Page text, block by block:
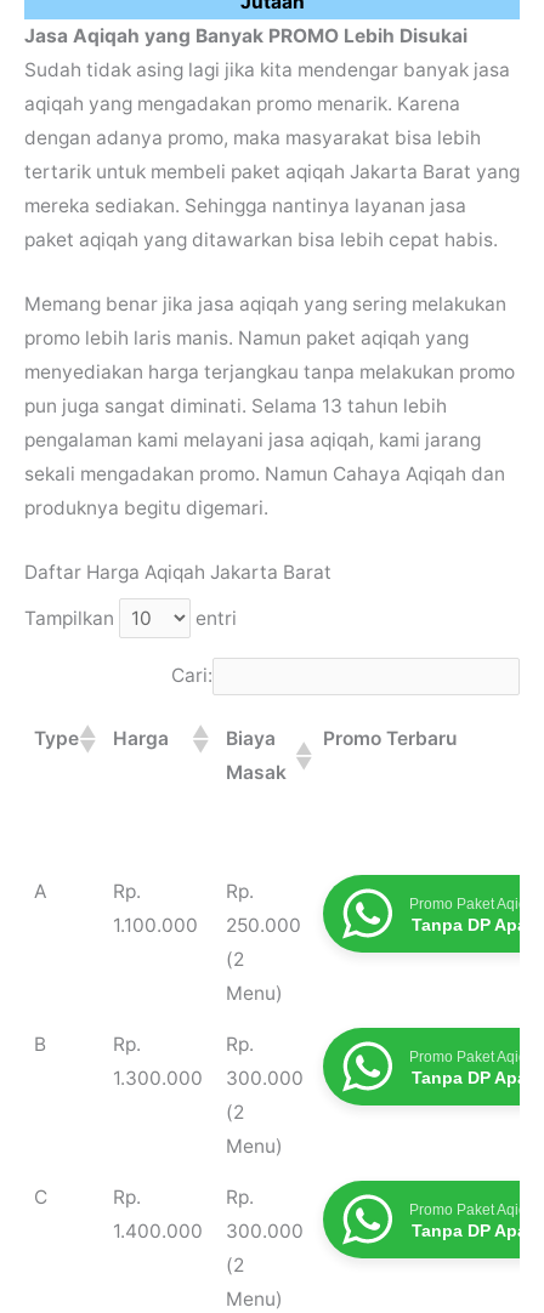
Jasa Aqiqah yang Banyak PROMO Lebih Disukai
Sudah tidak asing lagi jika kita mendengar banyak jasa
aqiqah yang mengadakan promo menarik. Karena
dengan adanya promo, maka masyarakat bisa lebih
tertarik untuk membeli paket aqiqah Jakarta Barat yang
mereka sediakan. Sehingga nantinya layanan jasa
paket aqiqah yang ditawarkan bisa lebih cepat habis.
Memang benar jika jasa aqiqah yang sering melakukan
promo lebih laris manis. Namun paket aqiqah yang
menyediakan harga terjangkau tanpa melakukan promo
pun juga sangat diminati. Selama 13 tahun lebih
pengalaman kami melayani jasa aqiqah, kami jarang
sekali mengadakan promo. Namun Cahaya Aqiqah dan
produknya begitu digemari.
Daftar Harga Aqiqah Jakarta Barat
Tampilkan entri
Cari:
Type Harga
Biaya
Masak
Promo Terbaru
Type Harga
Biaya
Masak
Promo Terbaru
A
Rp.
1.100.000
Rp.
250.000
(2
Menu)
Promo Paket Aqiqah
Tanpa DP
B
Rp.
1.300.000
Rp.
300.000
(2
Menu)
Promo Paket Aqiqah
Tanpa DP
C
Rp.
1.400.000
Rp.
300.000
(2
Menu)
Promo Paket Aqiqah
Tanpa DP